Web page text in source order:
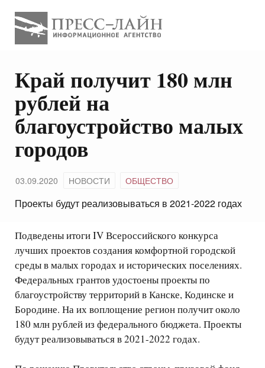
Край получит 180 млн
рублей на
благоустройство малых
городов
03.09.2020 НОВОСТИ ОБЩЕСТВО
Проекты будут реализовываться в 2021-2022 годах
Подведены итоги IV Всероссийского конкурса
лучших проектов создания комфортной городской
среды в малых городах и исторических поселениях.
Федеральных грантов удостоены проекты по
благоустройству территорий в Канске, Кодинске и
Бородине. На их воплощение регион получит около
180 млн рублей из федерального бюджета. Проекты
будут реализовываться в 2021-2022 годах.